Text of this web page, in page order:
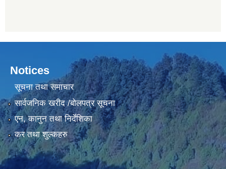
Notices
सूचना तथा समाचार
सार्वजनिक खरीद /बोलपत्र सूचना
एन, कानुन तथा निर्देशिका
कर तथा शुल्कहरु